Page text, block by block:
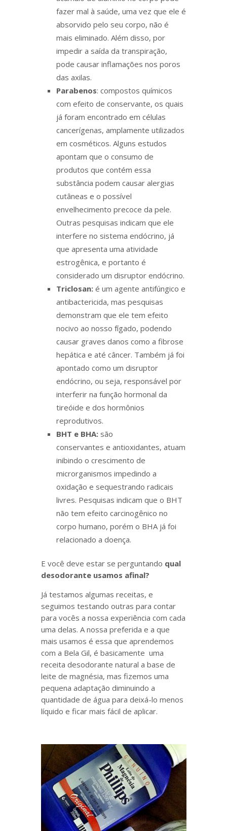
fazer mal à saúde, uma vez que ele é
absorvido pelo seu corpo, não é
mais eliminado. Além disso, por
impedir a saída da transpiração,
pode causar inflamações nos poros
das axilas.
Parabenos: compostos químicos
com efeito de conservante, os quais
já foram encontrado em células
cancerígenas, amplamente utilizados
em cosméticos. Alguns estudos
apontam que o consumo de
produtos que contém essa
substância podem causar alergias
cutâneas e o possível
envelhecimento precoce da pele.
Outras pesquisas indicam que ele
interfere no sistema endócrino, já
que apresenta uma atividade
estrogênica, e portanto é
considerado um disruptor endócrino.
Triclosan:é um agente antifúngico e
antibactericida, mas pesquisas
demonstram que ele tem efeito
nocivo ao nosso fígado, podendo
causar graves danos como a fibrose
hepática e até câncer. Também já foi
apontado como um disruptor
endócrino, ou seja, responsável por
interferir na função hormonal da
tireóide e dos hormônios
reprodutivos.
BHT e BHA: são
conservantes e antioxidantes, atuam
inibindo o crescimento de
microrganismos impedindo a
oxidação e sequestrando radicais
livres. Pesquisas indicam que o BHT
não tem efeito carcinogênico no
corpo humano, porém o BHA já foi
relacionado a doença.
E você deve estar se perguntando qual
desodorante usamos afinal?
Já testamos algumas receitas, e
seguimos testando outras para contar
para vocês a nossa experiência com cada
uma delas. A nossa preferida e a que
mais usamos é essa que aprendemos
com a Bela Gil, é basicamente uma
receita desodorante natural a base de
leite de magnésia, mas fizemos uma
pequena adaptação diminuindo a
quantidade de água para deixá-lo menos
líquido e ficar mais fácil de aplicar.